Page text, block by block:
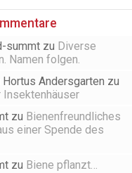
summt zu Diverse
Namen folgen.
Andersgarten zu
Insektenhäuser
zu Bienenfreundliches
einer Spende des
zu Biene pflanzt…